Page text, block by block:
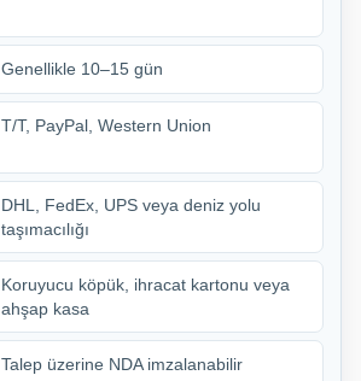
Genellikle 10–15 gün
T/T, PayPal, Western Union
DHL, FedEx, UPS veya deniz yolu
taşımacılığı
Koruyucu köpük, ihracat kartonu veya
ahşap kasa
Talep üzerine NDA imzalanabilir